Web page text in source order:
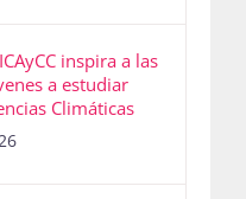
inspira a las
a estudiar
Climáticas